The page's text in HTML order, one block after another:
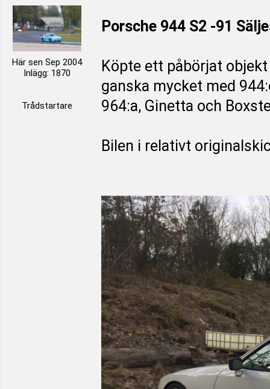
Här sen Sep 2004
Inlägg: 1870
Trådstartare
Porsche 944 S2 -91
Köpte ett påbörjat
ganska mycket med
964:a, Ginetta och
Bilen i relativt